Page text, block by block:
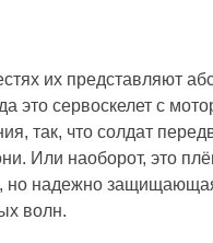
их представляют
это сервоскелет с
так, что солдат
Или наоборот, это
но надежно
волн.